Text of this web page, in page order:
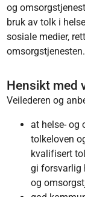
og
bruk av tolk i
sosiale medier,
omsorgstjenesten.
Hensikt med
Veilederen og
at helse- og
tolkeloven
kvalifisert
gi forsvarlig
og